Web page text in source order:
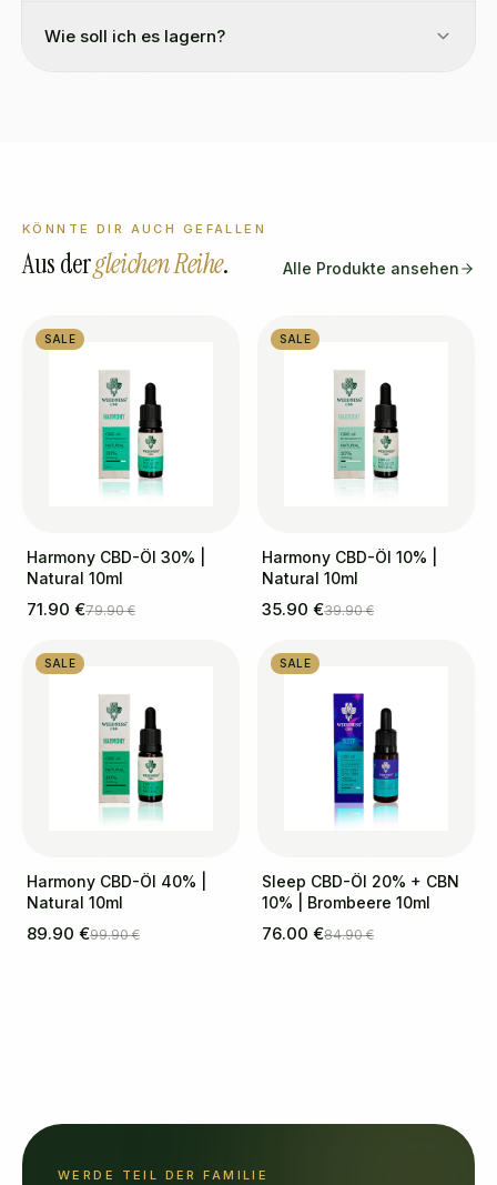
Wie soll ich es lagern?
KÖNNTE DIR AUCH GEFALLEN
Aus dergleichen Reihe. Alle Produkte ansehen
SALE
Harmony CBD-Öl 30% |
Natural 10ml
71.90 €79.90 €
SALE
Harmony CBD-Öl 10% |
Natural 10ml
35.90 €39.90 €
SALE
Harmony CBD-Öl 40% |
Natural 10ml
89.90 €99.90 €
SALE
Sleep CBD-Öl 20% + CBN
10% | Brombeere 10ml
76.00 €84.90 €
WERDE TEIL DER FAMILIE